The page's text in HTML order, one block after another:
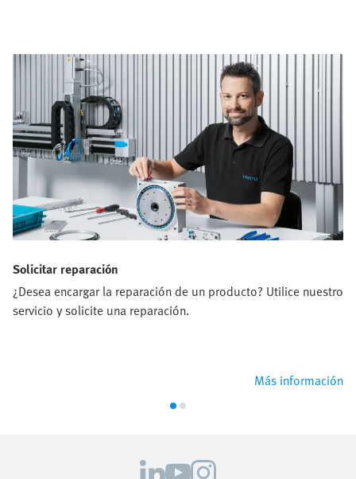
Solicitar reparación
¿Desea encargar la reparación de un producto? Utilice nuestro
servicio y solicite una reparación.
Más información